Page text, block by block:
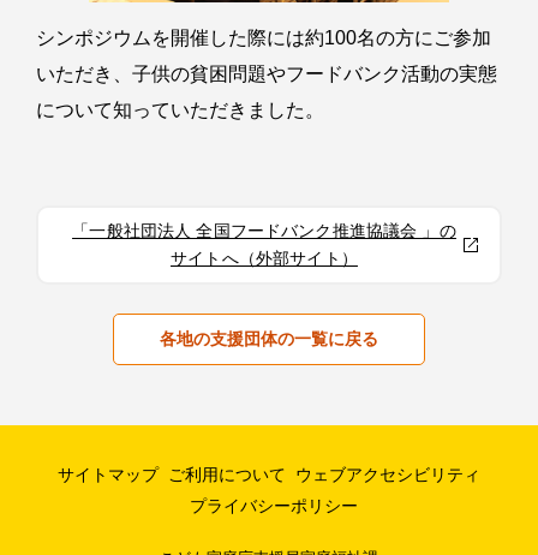
シンポジウムを開催した際には約100名の方にご参加
いただき、子供の貧困問題やフードバンク活動の実態
について知っていただきました。
「一般社団法人 全国フードバンク推進協議会 」の
サイトへ（外部サイト）
各地の支援団体の一覧に戻る
サイトマップ ご利用について
ウェブアクセシビリティ
プライバシーポリシー